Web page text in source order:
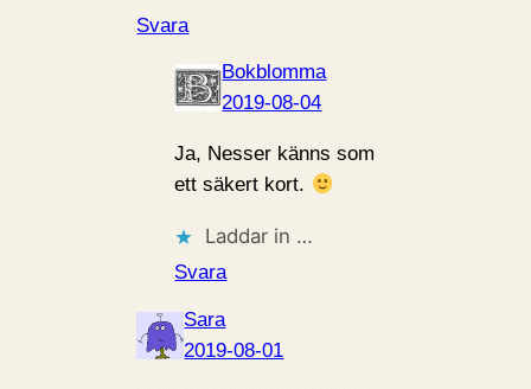
Svara
Bokblomma
2019-08-04
Ja, Nesser känns som
ett säkert kort.
Laddar in …
Svara
Sara
2019-08-01